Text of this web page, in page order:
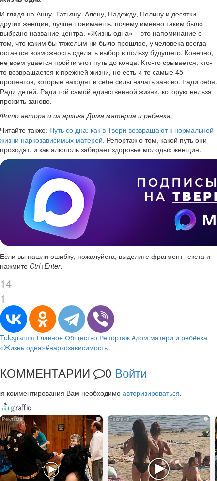
И глядя на Анну, Татьяну, Алену, Надежду, Полину и десятки
других женщин, лучше понимаешь, почему именно таким было
выбрано название центра. «Жизнь одна» – это напоминание о
том, что каким бы тяжелым ни было прошлое, у человека всегда
остается возможность сделать выбор в пользу будущего. Конечно,
не всем удается пройти этот путь до конца. Кто-то срывается, кто-
то возвращается к прежней жизни, но есть и те самые 45
процентов, которые находят в себе силы начать заново. Ради себя.
Ради детей. Ради той самой единственной жизни, которую нельзя
прожить заново.
Фото автора и из архива Дома материа и ребенка.
Читайте также: Путь со дна: как в Твери возвращают к нормальной
жизни наркозависимых матерей. Репортаж о том, какой путь они
проходят, и как алкоголь забирает здоровье молодых женщин.
Если вы нашли ошибку, пожалуйста, выделите фрагмент текста и
нажмите Ctrl+Enter.
14
1
Telegramm Главное Общество Репортаж #дом матери и ребёнка
«Жизнь одна»#наркозависимость
КОММЕНТАРИИ 0 Войти
комментирования Вам необходимо авторизироваться.
i i